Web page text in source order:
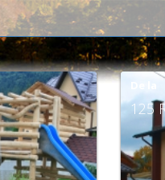
De la
90